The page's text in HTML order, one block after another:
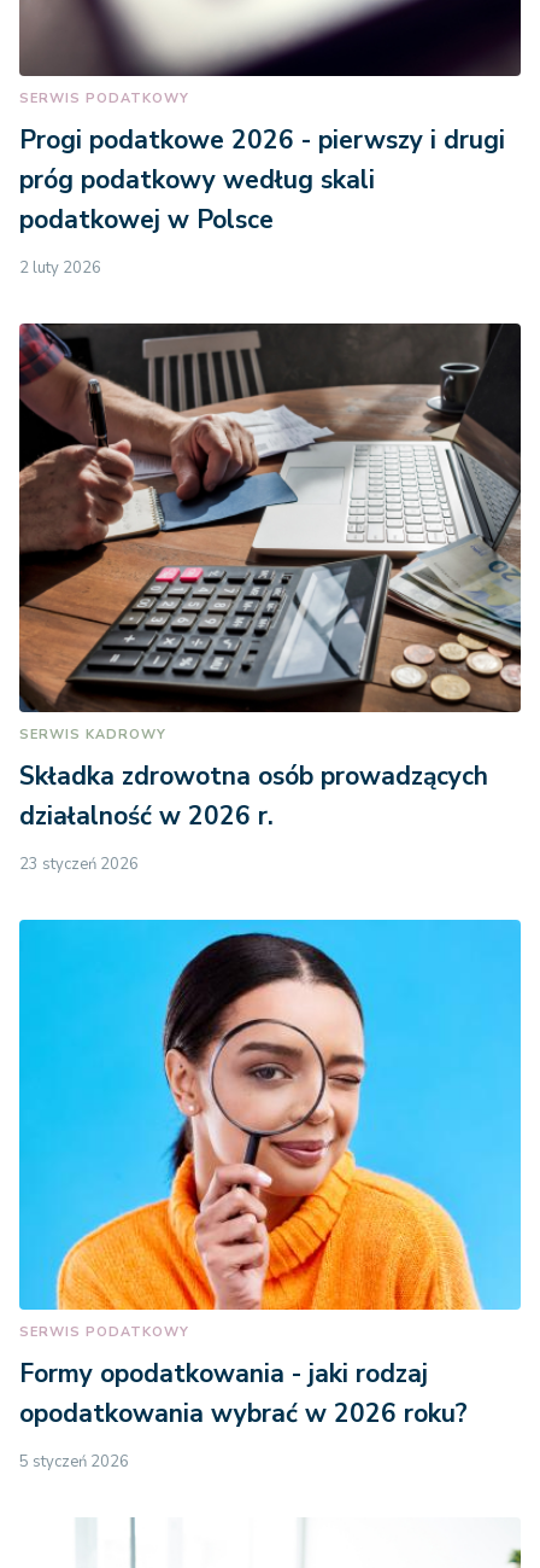
SERWIS PODATKOWY
Progi podatkowe 2026 - pierwszy i drugi
próg podatkowy według skali
podatkowej w Polsce
2 luty 2026
SERWIS KADROWY
Składka zdrowotna osób prowadzących
działalność w 2026 r.
23 styczeń 2026
SERWIS PODATKOWY
Formy opodatkowania - jaki rodzaj
opodatkowania wybrać w 2026 roku?
5 styczeń 2026